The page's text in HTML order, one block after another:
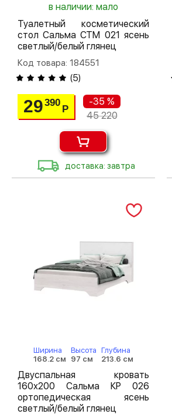
в наличии: мало
Туалетный косметический
стол Сальма СТМ 021 ясень
светлый/белый глянец
Код товара: 184551
(5)
29390
Р
-35 %
45 220
доставка: завтра
Ширина
168.2 см
Высота
97 см
Глубина
213.6 см
Двуспальная кровать
160х200 Сальма КР 026
ортопедическая ясень
светлый/белый глянец